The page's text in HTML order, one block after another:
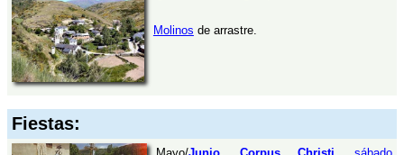
Molinos de arrastre.
Fiestas: